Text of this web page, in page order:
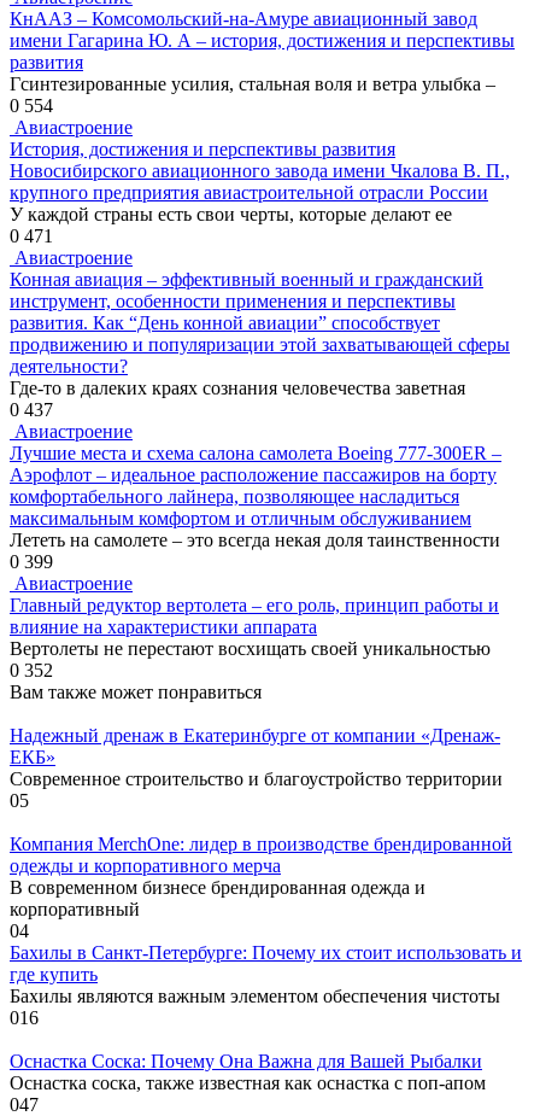
КнААЗ – Комсомольский-на-Амуре авиационный завод
имени Гагарина Ю. А – история, достижения и перспективы
развития
Гсинтезированные усилия, стальная воля и ветра улыбка –
0 554
Авиастроение
История, достижения и перспективы развития
Новосибирского авиационного завода имени Чкалова В. П.,
крупного предприятия авиастроительной отрасли России
У каждой страны есть свои черты, которые делают ее
0 471
Авиастроение
Конная авиация – эффективный военный и гражданский
инструмент, особенности применения и перспективы
развития. Как “День конной авиации” способствует
продвижению и популяризации этой захватывающей сферы
деятельности?
Где-то в далеких краях сознания человечества заветная
0 437
Авиастроение
Лучшие места и схема салона самолета Boeing 777-300ER –
Аэрофлот – идеальное расположение пассажиров на борту
комфортабельного лайнера, позволяющее насладиться
максимальным комфортом и отличным обслуживанием
Лететь на самолете – это всегда некая доля таинственности
0 399
Авиастроение
Главный редуктор вертолета – его роль, принцип работы и
влияние на характеристики аппарата
Вертолеты не перестают восхищать своей уникальностью
0 352
Вам также может понравиться
Надежный дренаж в Екатеринбурге от компании «Дренаж-
ЕКБ»
Современное строительство и благоустройство территории
05
Компания MerchOne: лидер в производстве брендированной
одежды и корпоративного мерча
В современном бизнесе брендированная одежда и
корпоративный
04
Бахилы в Санкт-Петербурге: Почему их стоит использовать и
где купить
Бахилы являются важным элементом обеспечения чистоты
016
Оснастка Соска: Почему Она Важна для Вашей Рыбалки
Оснастка соска, также известная как оснастка с поп-апом
047